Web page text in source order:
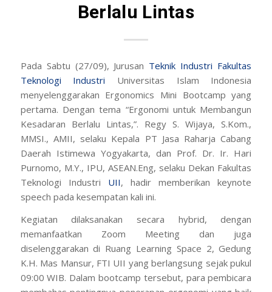
Berlalu Lintas
Pada Sabtu (27/09), Jurusan Teknik Industri Fakultas
Teknologi Industri Universitas Islam Indonesia
menyelenggarakan Ergonomics Mini Bootcamp yang
pertama. Dengan tema “Ergonomi untuk Membangun
Kesadaran Berlalu Lintas,”. Regy S. Wijaya, S.Kom.,
MMSI., AMII, selaku Kepala PT Jasa Raharja Cabang
Daerah Istimewa Yogyakarta, dan Prof. Dr. Ir. Hari
Purnomo, M.Y., IPU, ASEAN.Eng, selaku Dekan Fakultas
Teknologi Industri UII, hadir memberikan keynote
speech pada kesempatan kali ini.
Kegiatan dilaksanakan secara hybrid, dengan
memanfaatkan Zoom Meeting dan juga
diselenggarakan di Ruang Learning Space 2, Gedung
K.H. Mas Mansur, FTI UII yang berlangsung sejak pukul
09:00 WIB. Dalam bootcamp tersebut, para pembicara